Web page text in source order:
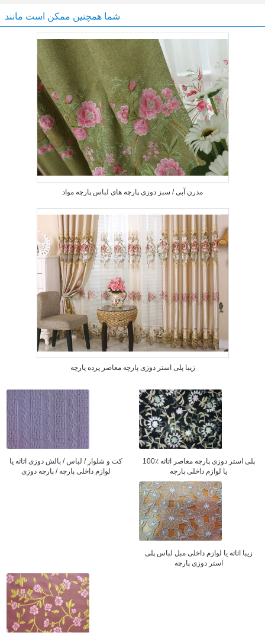
شما همچنین ممکن است مانند
مدرن آبی / سبز دوزی پارچه های لباس پارچه مواد
زیبا پلی استر دوزی پارچه معاصر پرده پارچه
کت و شلوار / لباس / بالش دوزی اثاثه یا
لوازم داخلی پارچه / پارچه دوزی
100٪ پلی استر دوزی پارچه معاصر اثاثه
یا لوازم داخلی پارچه
زیبا اثاثه یا لوازم داخلی مبل لباس پلی
استر دوزی پارچه